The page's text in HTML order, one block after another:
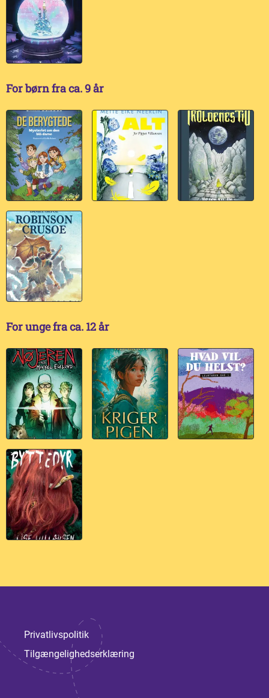
For børn fra ca. 9 år
For unge fra ca. 12 år
Privatlivspolitik
Tilgængelighedserklæring